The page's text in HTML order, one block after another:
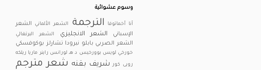
وسوم عشوائية
آنا أخماتوفا الترجمة الشعر الألماني
الشعر
الإسباني
الشعر الانجليزي الشعر البرتغالي
الشعر الصربي بابلو نيرودا تشارلز بوكوفسكي
خورخي لويس بوورخيس د هـ لورانس راينر ماريا ريلكه
روبى كور شريف بقنه شعر مترجم